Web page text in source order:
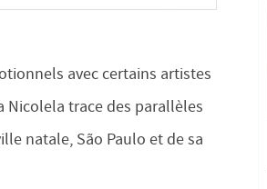
avec certains artistes
Nicolela trace des parallèles
natale, São Paulo et de sa